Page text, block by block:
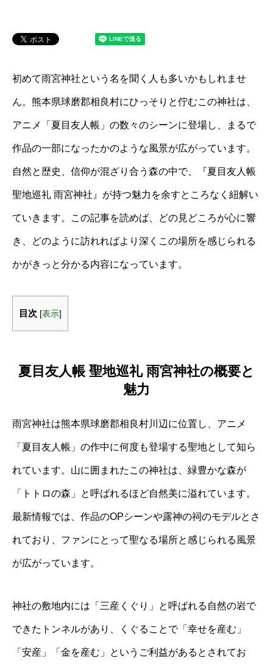
初めて雨宮神社という名を聞く人も多いかもしれませ
ん。熊本県球磨郡相良村にひっそりと佇むこの神社は、
アニメ「夏目友人帳」の数々のシーンに登場し、まるで
作品の一部になったかのような風景が広がっています。
自然と歴史、信仰が混ざり合う森の中で、『夏目友人帳
聖地巡礼 雨宮神社』が持つ魅力を余すところなく紐解い
ていきます。この記事を読めば、どの見どころが心に響
き、どのように訪れればより深くこの場所を感じられる
かがきっと分かる内容になっています。
目次 [表示]
夏目友人帳 聖地巡礼 雨宮神社の概要と
魅力
雨宮神社は熊本県球磨郡相良村川辺に位置し、アニメ
「夏目友人帳」の作中に何度も登場する聖地として知ら
れています。山に囲まれたこの神社は、緑豊かな森が
「トトロの森」と呼ばれるほど自然美に溢れています。
最新情報では、作品のOPシーンや露神の祠のモデルとさ
れており、ファンにとって聖なる場所と感じられる風景
が広がっています。
神社の敷地内には「三産くぐり」と呼ばれる自然の岩で
できたトンネルがあり、くぐることで「幸せを産む」
「安産」「金を産む」というご利益があるとされてお